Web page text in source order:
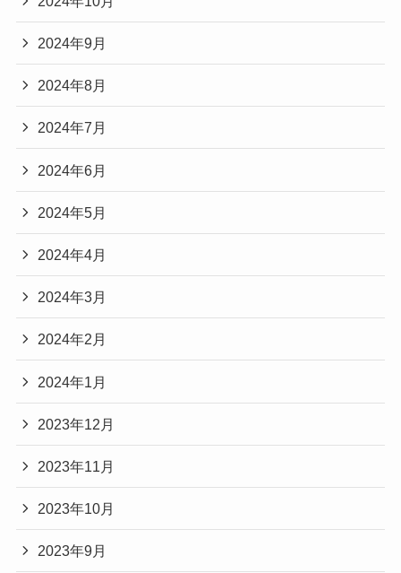
2024年9月
2024年8月
2024年7月
2024年6月
2024年5月
2024年4月
2024年3月
2024年2月
2024年1月
2023年12月
2023年11月
2023年10月
2023年9月